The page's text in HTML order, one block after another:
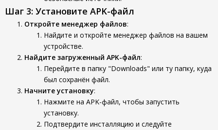
Шаг 3: Установите APK-файл
Откройте менеджер файлов:
Найдите и откройте менеджер файлов на вашем
устройстве.
Найдите загруженный APK-файл:
Перейдите в папку "Downloads" или ту папку, куда
был сохранён файл.
Начните установку:
Нажмите на APK-файл, чтобы запустить
установку.
Подтвердите инсталляцию и следуйте